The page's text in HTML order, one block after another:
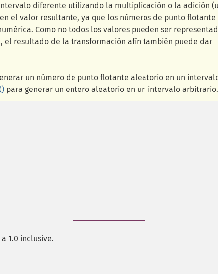
diferente utilizando la multiplicación o la adición
el valor resultante, ya que los números de punto flotante
Como no todos los valores pueden ser
el resultado de la transformación afín también puede dar
un número de punto flotante aleatorio en un
para generar un entero aleatorio en un intervalo arbitrario.
1.0 inclusive.